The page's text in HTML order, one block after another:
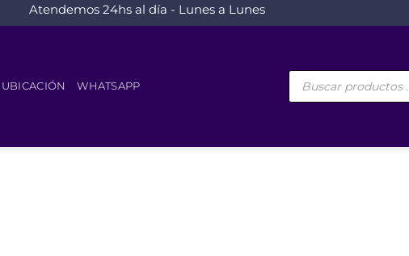
Atendemos 24hs al día - Lunes a Lunes
UBICACIÓN WHATSAPP
Búsqueda